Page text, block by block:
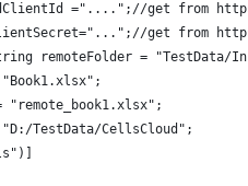
="....";//get from
get from
remoteFolder = "TestData/
"remote_book1.xlsx";
TestData/CellsCloud";